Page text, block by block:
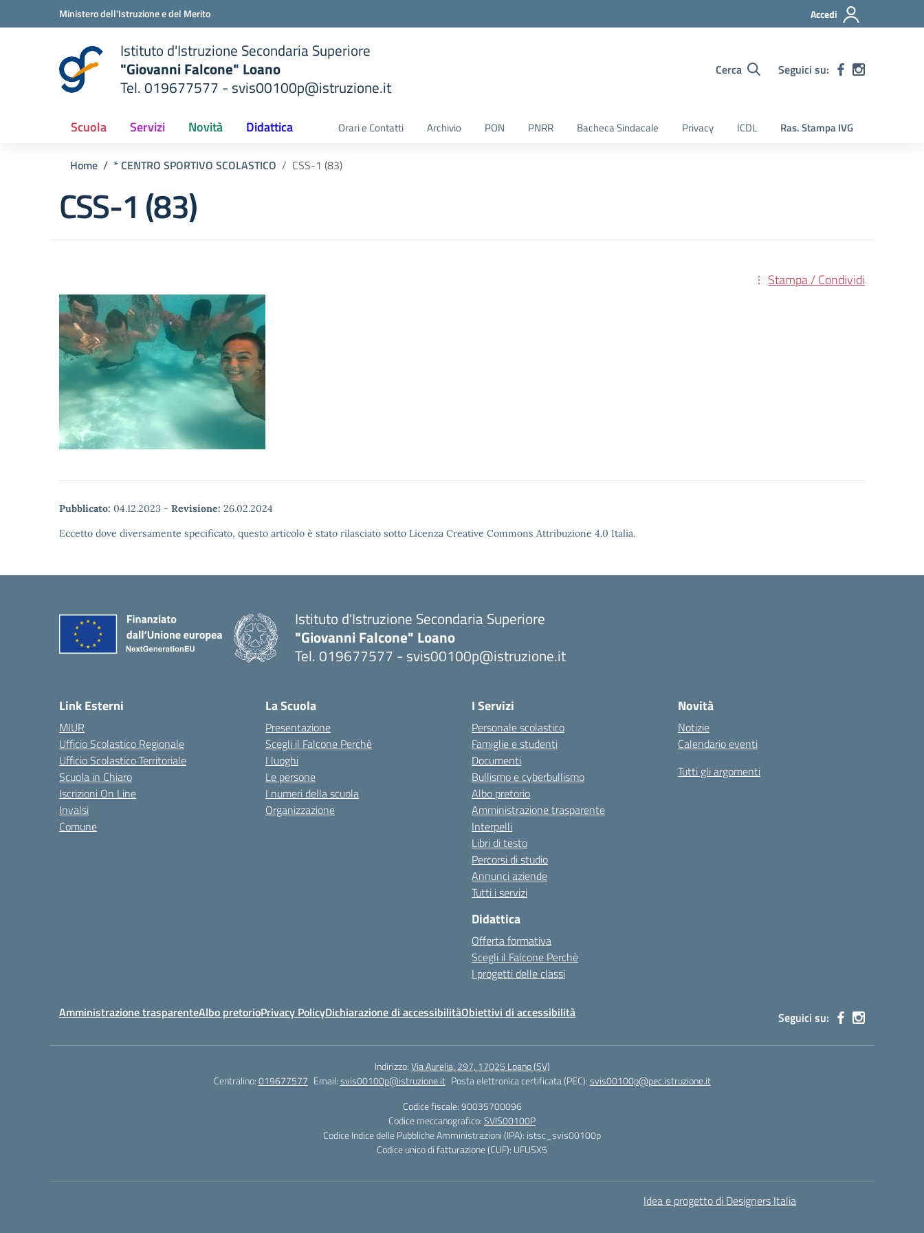
Vai ai contenuti
Vai al menu di navigazioneMinistero dell'Istruzione e del Merito Accedi
Istituto d'Istruzione Secondaria Superiore
"Giovanni Falcone" Loano
Tel. 019677577 - svis00100p@istruzione.it
Cerca Seguici su:
Scuola Servizi Novità Didattica Orari e Contatti Archivio PON PNRR Bacheca Sindacale Privacy ICDL Ras. Stampa IVG
Home * CENTRO SPORTIVO SCOLASTICO CSS-1 (83)
CSS-1 (83)
Stampa / Condividi
Pubblicato: 04.12.2023 - Revisione: 26.02.2024
Eccetto dove diversamente specificato, questo articolo è stato rilasciato sotto Licenza Creative Commons Attribuzione 4.0 Italia.
Istituto d'Istruzione Secondaria Superiore
"Giovanni Falcone" Loano
Tel. 019677577 - svis00100p@istruzione.it
Link Esterni
MIUR
Ufficio Scolastico Regionale
Ufficio Scolastico Territoriale
Scuola in Chiaro
Iscrizioni On Line
Invalsi
Comune
La Scuola
Presentazione
Scegli il Falcone Perchè
I luoghi
Le persone
I numeri della scuola
Organizzazione
I Servizi
Personale scolastico
Famiglie e studenti
Documenti
Bullismo e cyberbullismo
Albo pretorio
Amministrazione trasparente
Interpelli
Libri di testo
Percorsi di studio
Annunci aziende
Tutti i servizi
Didattica
Offerta formativa
Scegli il Falcone Perchè
I progetti delle classi
Novità
Notizie
Calendario eventi
Tutti gli argomenti
Amministrazione trasparenteAlbo pretorioPrivacy PolicyDichiarazione di accessibilitàObiettivi di accessibilità Seguici su:
Indirizzo:Via Aurelia, 297, 17025 Loano (SV)
Centralino:019677577 Email:svis00100p@istruzione.it Posta elettronica certificata (PEC):svis00100p@pec.istruzione.it
Codice fiscale: 90035700096
Codice meccanografico:SVIS00100P
Codice Indice delle Pubbliche Amministrazioni (IPA): istsc_svis00100p
Codice unico di fatturazione (CUF): UFUSX5
Idea e progetto di Designers Italia